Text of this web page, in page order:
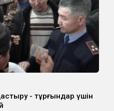
- тұрғындар үшін